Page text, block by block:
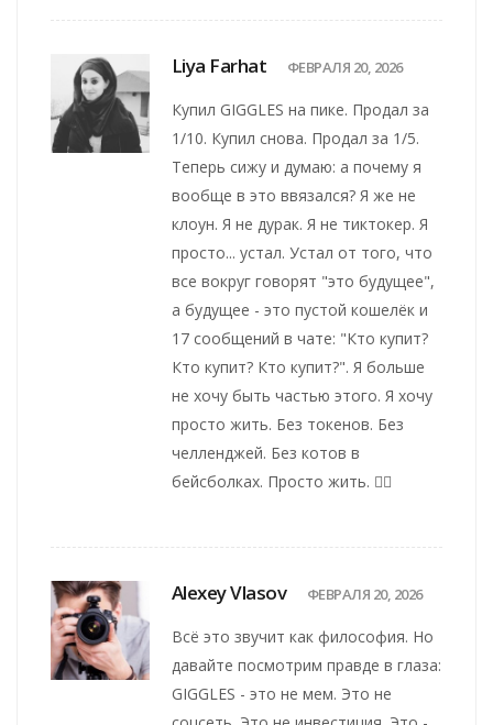
Liya Farhat ФЕВРАЛЯ 20, 2026
Купил GIGGLES на пике. Продал за
1/10. Купил снова. Продал за 1/5.
Теперь сижу и думаю: а почему я
вообще в это ввязался? Я же не
клоун. Я не дурак. Я не тиктокер. Я
просто... устал. Устал от того, что
все вокруг говорят "это будущее",
а будущее - это пустой кошелёк и
17 сообщений в чате: "Кто купит?
Кто купит? Кто купит?". Я больше
не хочу быть частью этого. Я хочу
просто жить. Без токенов. Без
челленджей. Без котов в
бейсболках. Просто жить. 🤷‍♀️
Alexey Vlasov ФЕВРАЛЯ 20, 2026
Всё это звучит как философия. Но
давайте посмотрим правде в глаза:
GIGGLES - это не мем. Это не